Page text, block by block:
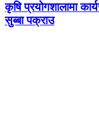
कृषि प्रयोगशालामा
सुब्बा पक्राउ